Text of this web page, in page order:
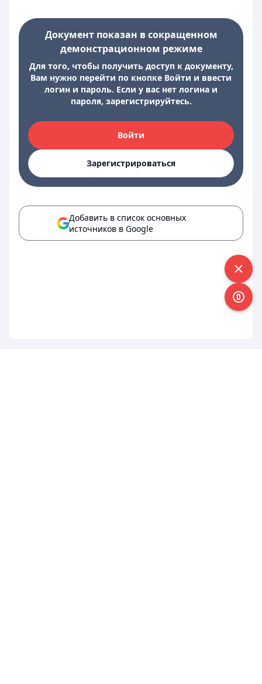
Документ показан в сокращенном
демонстрационном режиме
Для того, чтобы получить доступ к документу,
Вам нужно перейти по кнопке Войти и ввести
логин и пароль. Если у вас нет логина и
пароля, зарегистрируйтесь.
Войти
Зарегистрироваться
Добавить в список основных
источников в Google